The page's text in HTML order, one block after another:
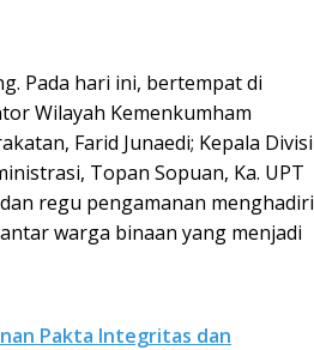
Pada hari ini, bertempat di
Wilayah Kemenkumham
Farid Junaedi; Kepala Divisi
Topan Sopuan, Ka. UPT
regu pengamanan menghadiri
warga binaan yang menjadi
Pakta Integritas dan